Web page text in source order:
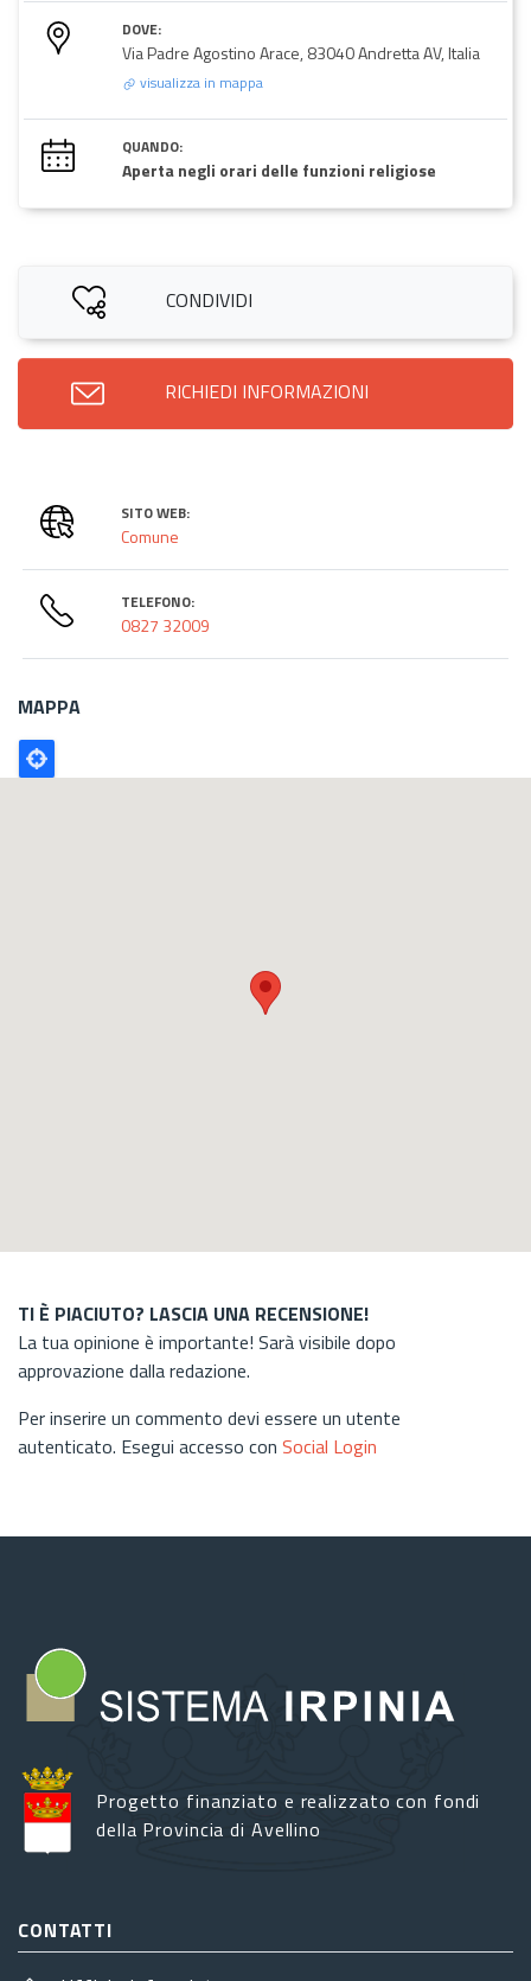
DOVE:
Via Padre Agostino Arace, 83040 Andretta AV, Italia
visualizza in mappa
QUANDO:
Aperta negli orari delle funzioni religiose
CONDIVIDI
RICHIEDI INFORMAZIONI
SITO WEB:
Comune
TELEFONO:
0827 32009
MAPPA
Poligono
GEO
TI È PIACIUTO? LASCIA UNA RECENSIONE!
La tua opinione è importante! Sarà visibile dopo
approvazione dalla redazione.
Per inserire un commento devi essere un utente
autenticato. Esegui accesso con Social Login
Progetto finanziato e realizzato con fondi
della Provincia di Avellino
CONTATTI